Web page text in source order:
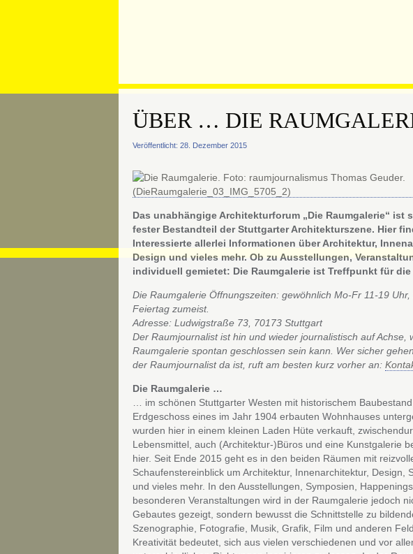
ÜBER … DIE
Veröffentlicht: 28. Dezember 2015
Das unabhängige Architekturforum „Die Raumgalerie“ ist
fester Bestandteil der Stuttgarter Architekturszene. Hier
Interessierte allerlei Informationen über Architektur,
Design und vieles mehr. Ob zu Ausstellungen,
individuell gemietet: Die Raumgalerie ist Treffpunkt für die
Die Raumgalerie Öffnungszeiten: gewöhnlich Mo-Fr 11-19 Uhr,
Feiertag zumeist.
Adresse: Ludwigstraße 73, 70173 Stuttgart
Der Raumjournalist ist hin und wieder journalistisch auf Achse,
Raumgalerie spontan geschlossen sein kann. Wer sicher
der Raumjournalist da ist, ruft am besten kurz vorher an:
Die Raumgalerie …
… im schönen Stuttgarter Westen mit historischem
Erdgeschoss eines im Jahr 1904 erbauten Wohnhauses
wurden hier in einem kleinen Laden Hüte verkauft,
Lebensmittel, auch (Architektur-)Büros und eine Kunstgalerie
hier. Seit Ende 2015 geht es in den beiden Räumen mit
Schaufenstereinblick um Architektur, Innenarchitektur, Design,
und vieles mehr. In den Ausstellungen, Symposien,
besonderen Veranstaltungen wird in der Raumgalerie jedoch
Gebautes gezeigt, sondern bewusst die Schnittstelle zu
Szenographie, Fotografie, Musik, Grafik, Film und anderen
Kreativität bedeutet, sich aus vielen verschiedenen und vor